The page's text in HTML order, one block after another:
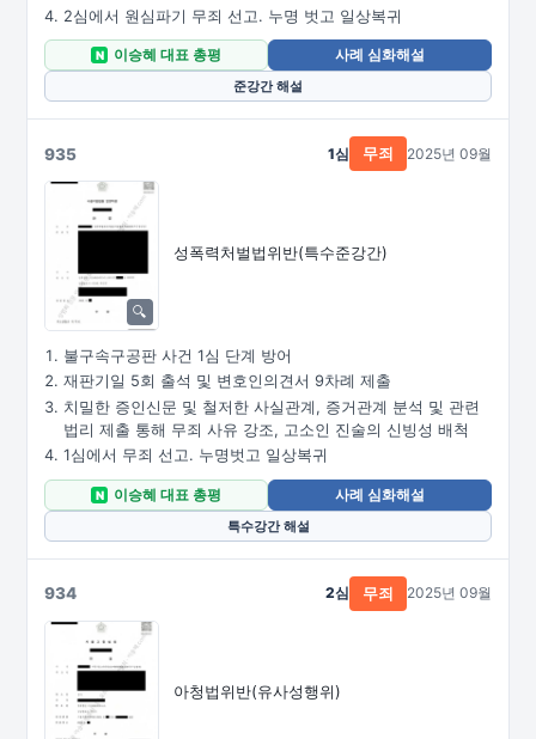
2심에서 원심파기 무죄 선고. 누명 벗고 일상복귀
N 이승혜 대표 총평
사례 심화해설
준강간 해설
935
성폭력처벌법위반(특수준강간)
1심 무죄 2025년 09월
불구속구공판 사건 1심 단계 방어
재판기일 5회 출석 및 변호인의견서 9차례 제출
치밀한 증인신문 및 철저한 사실관계, 증거관계 분석 및 관련
법리 제출 통해 무죄 사유 강조, 고소인 진술의 신빙성 배척
1심에서 무죄 선고. 누명벗고 일상복귀
N 이승혜 대표 총평
사례 심화해설
특수강간 해설
934
아청법위반(유사성행위)
2심 무죄 2025년 09월